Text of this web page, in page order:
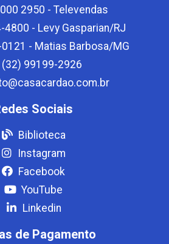
2950 - Televendas
4800 - Levy Gasparian/RJ
- Matias Barbosa/MG
(32) 99199-2926
Sociais
Biblioteca
Instagram
Facebook
YouTube
Linkedin
de Pagamento